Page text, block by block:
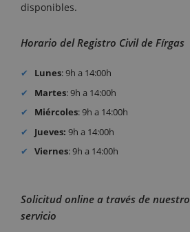
disponibles.
Horario del Registro Civil de Fírgas
Lunes: 9h a 14:00h
Martes: 9h a 14:00h
Miércoles: 9h a 14:00h
Jueves: 9h a 14:00h
Viernes: 9h a 14:00h
Solicitud online a través de nuestro
servicio